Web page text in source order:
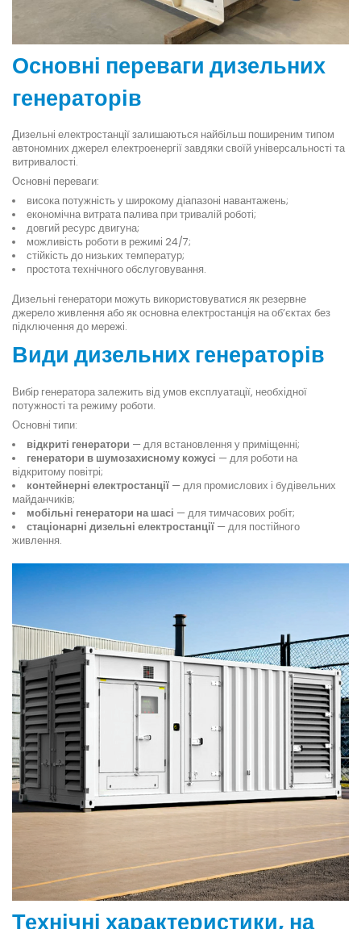
Основні переваги дизельних
генераторів
Дизельні електростанції залишаються найбільш поширеним типом
автономних джерел електроенергії завдяки своїй універсальності та
витривалості.
Основні переваги:
висока потужність у широкому діапазоні навантажень;
економічна витрата палива при тривалій роботі;
довгий ресурс двигуна;
можливість роботи в режимі 24/7;
стійкість до низьких температур;
простота технічного обслуговування.
Дизельні генератори можуть використовуватися як резервне
джерело живлення або як основна електростанція на об’єктах без
підключення до мережі.
Види дизельних генераторів
Вибір генератора залежить від умов експлуатації, необхідної
потужності та режиму роботи.
Основні типи:
відкриті генератори — для встановлення у приміщенні;
генератори в шумозахисному кожусі — для роботи на
відкритому повітрі;
контейнерні електростанції— для промислових і будівельних
майданчиків;
мобільні генератори на шасі — для тимчасових робіт;
стаціонарні дизельні електростанції— для постійного
живлення.
Технічні характеристики, на